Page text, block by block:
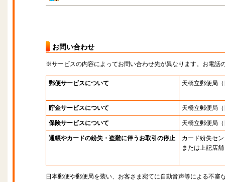
お問い合わせ
※サービスの内容によってお問い合わせ先が異なります。お電話
郵便サービスについて 天橋立郵便局
貯金サービスについて 天橋立郵便局
保険サービスについて 天橋立郵便局
通帳やカードの紛失・盗難に伴うお取引の停止
カード紛失セ
または上記店舗
日本郵便や郵便局を装い、お客さま宛てに自動音声等による不審